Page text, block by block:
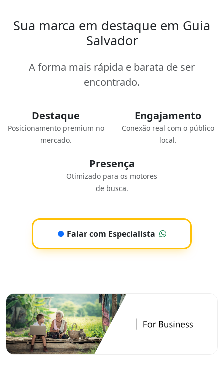
Sua marca em destaque em Guia
Salvador
A forma mais rápida e barata de ser
encontrado.
Destaque
Posicionamento premium no
mercado.
Engajamento
Conexão real com o público
local.
Presença
Otimizado para os motores
de busca.
● Falar com Especialista